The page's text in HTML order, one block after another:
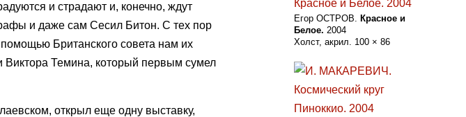
и страдают и, конечно, ждут
и даже сам Сесил Битон. С тех пор
Британского совета нам их
Темина, который первым сумел
открыл еще одну выставку,
Егор ОСТРОВ. Красное и
Белое. 2004
Холст, акрил. 100 × 86